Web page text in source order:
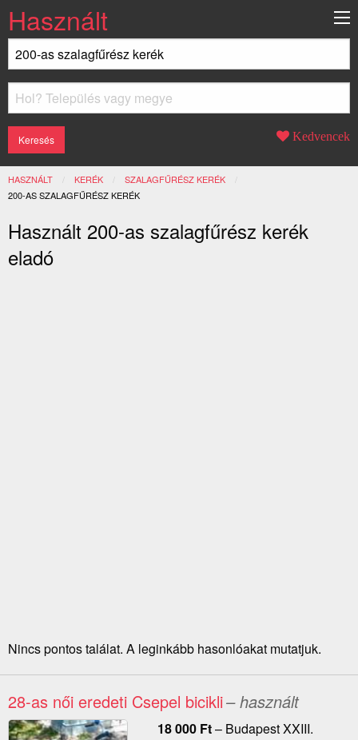
Használt
Kedvencek
HASZNÁLT KERÉK
SZALAGFŰRÉSZ KERÉK
JELENLEGI:
200-AS SZALAGFŰRÉSZ KERÉK
Használt 200-as szalagfűrész kerék
eladó
Nincs pontos találat. A leginkább hasonlóakat mutatjuk.
28-as női eredeti Csepel bicikli– használt
18 000 Ft– Budapest XXIII.